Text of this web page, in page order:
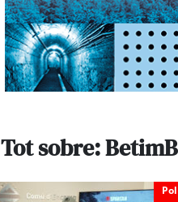
Tot sobre: